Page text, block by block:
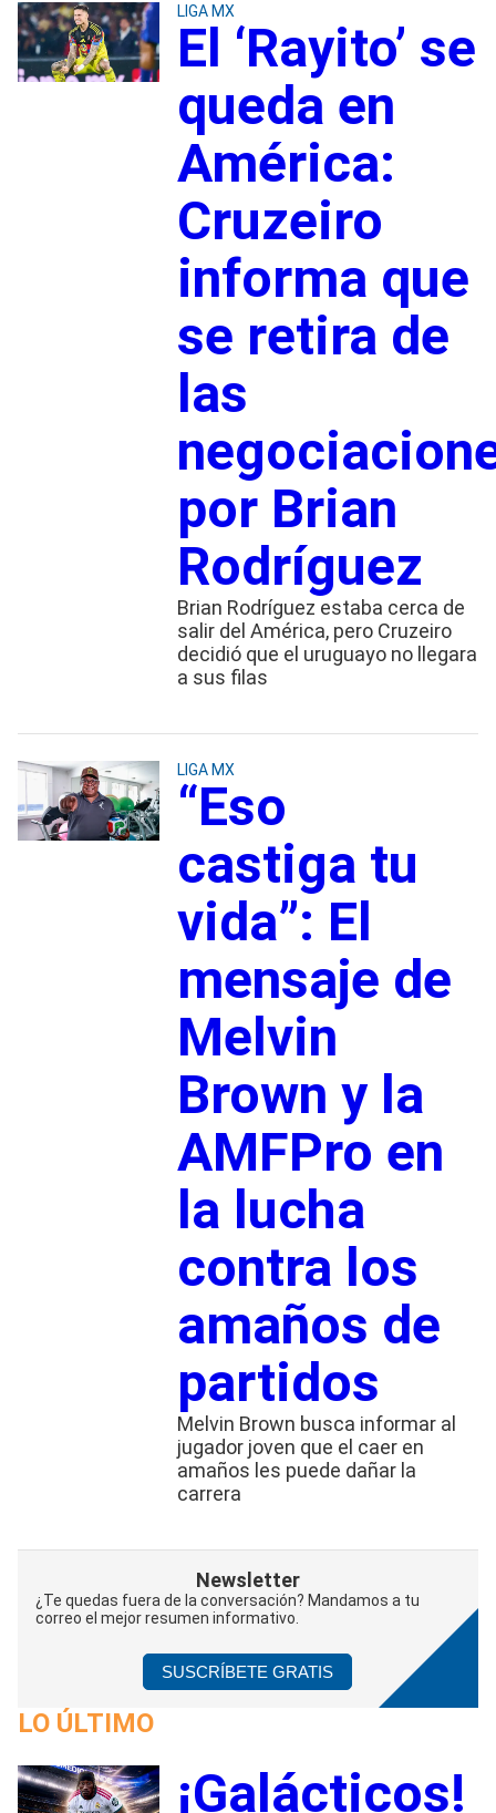
LIGA MX
El ‘Rayito’ se
queda en
América:
Cruzeiro
informa que
se retira de
las
por Brian
Rodríguez
Brian Rodríguez estaba cerca de
salir del América, pero Cruzeiro
decidió que el uruguayo no llegara
a sus filas
LIGA MX
“Eso
castiga tu
vida”: El
mensaje de
Melvin
Brown y la
AMFPro en
la lucha
contra los
amaños de
partidos
Melvin Brown busca informar al
jugador joven que el caer en
amaños les puede dañar la
carrera
Newsletter
¿Te quedas fuera de la conversación? Mandamos a tu
correo el mejor resumen informativo.
SUSCRÍBETE GRATIS
LO ÚLTIMO
¡Galácticos!